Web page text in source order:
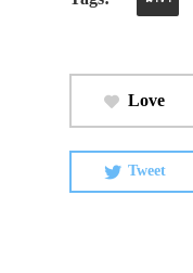
Love
Tweet